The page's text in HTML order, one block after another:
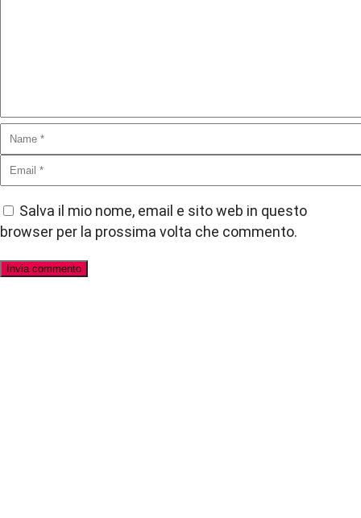
Salva il mio nome, email e sito web in questo
browser per la prossima volta che commento.